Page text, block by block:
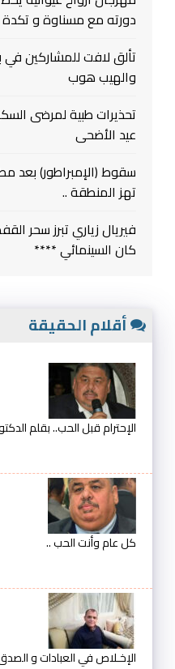
دورته مع مسناوة و تكدة
تألق لافت للمشاركين في
والهيب هوب
تحذيرات طبية لمرضى
عيد الأضحى
تهز المنطقة ..
فيريال زياري تبرز سحر
كان السينمائي ****
أقلام الحقيقة
الإحترام قبل الحب.. بقلم
كل عام وأنت الحب ..
الإخـلاص في العبادات و